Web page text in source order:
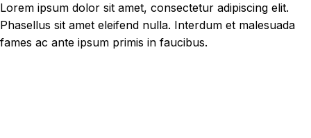
Lorem ipsum dolor sit amet, consectetur adipiscing elit.
Phasellus sit amet eleifend nulla. Interdum et malesuada
fames ac ante ipsum primis in faucibus.